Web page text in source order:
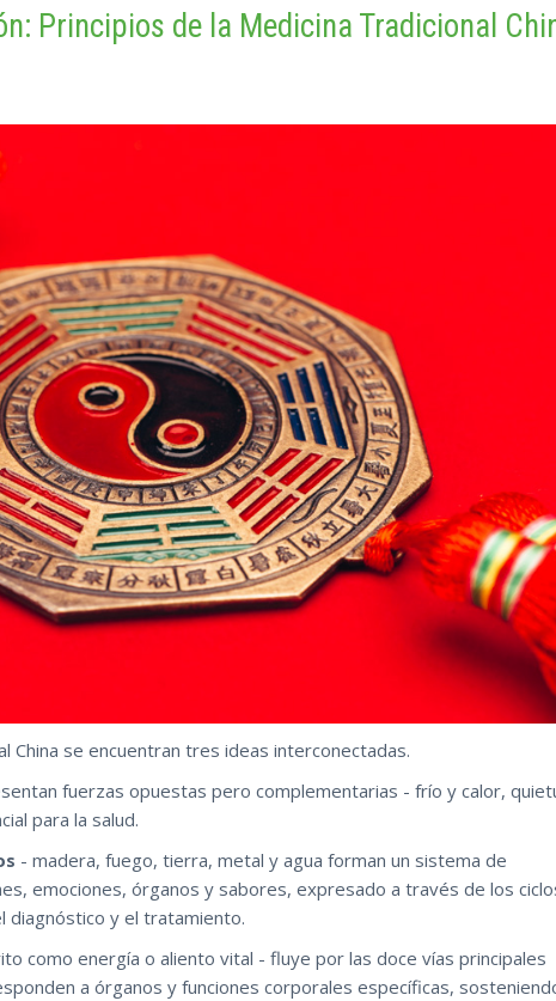
Principios de la Medicina Tradicional
China se encuentran tres ideas interconectadas.
fuerzas opuestas pero complementarias - frío y calor,
para la salud.
- madera, fuego, tierra, metal y agua forman un sistema de
emociones, órganos y sabores, expresado a través de los
diagnóstico y el tratamiento.
como energía o aliento vital - fluye por las doce vías principales
a órganos y funciones corporales específicas,